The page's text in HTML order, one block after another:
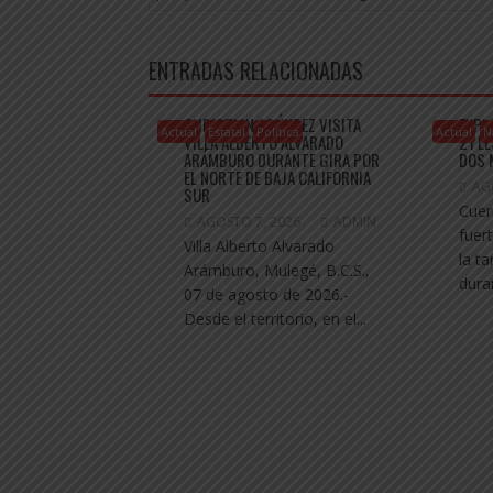
k p er
ENTRADAS RELACIONADAS
Actual Estatal Política
CHRISTIAN AGÚNDEZ VISITA
VILLA ALBERTO ALVARADO
ARÁMBURO DURANTE GIRA POR
EL NORTE DE BAJA CALIFORNIA
SUR
AGOSTO 7, 2026 ADMIN
Villa Alberto Alvarado
Arámburo, Mulegé, B.C.S.,
07 de agosto de 2026.-
Desde el territorio, en el...
Actual
21
DOS
la